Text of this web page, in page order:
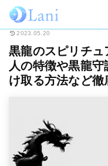
ホーム スピリチュアル
2023.05.20
黒龍のスピリチ
人の特徴や黒龍
け取る方法など徹